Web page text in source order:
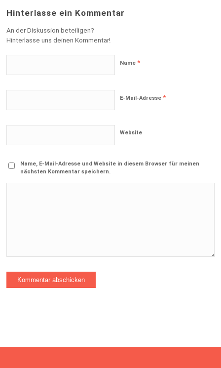
Hinterlasse ein Kommentar
An der Diskussion beteiligen?
Hinterlasse uns deinen Kommentar!
Name*
E-Mail-Adresse*
Website
Name, E-Mail-Adresse und Website in diesem Browser für meinen
nächsten Kommentar speichern.